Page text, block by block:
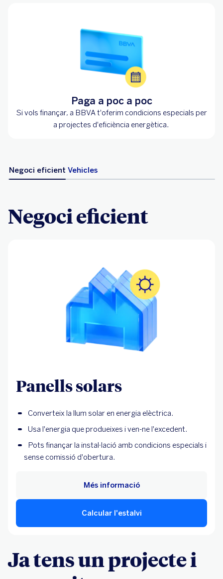
Paga a poc a poc
Si vols finançar, a BBVA t'oferim condicions especials per
a projectes d'eficiència energètica.
Negoci eficient Vehicles
Negoci eficient
Panells solars
Converteix la llum solar en energia elèctrica.
Usa l'energia que produeixes i ven-ne l'excedent.
Pots finançar la instal·lació amb condicions especials i
sense comissió d'obertura.
Calcular l'estalvi
Més informació
Ja tens un projecte i